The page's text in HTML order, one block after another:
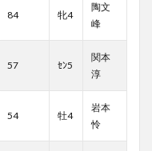
84 牝4
陶文
峰
57 ｾﾝ5
関本
淳
54 牡4
岩本
怜